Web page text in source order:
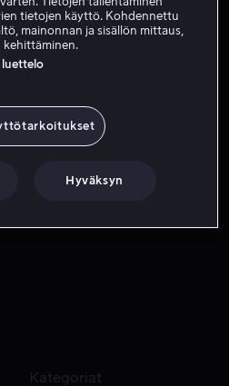
josta hänet karkotettiin, hän
josta hänet karkotettiin, hän
Stuart Campbell
Kategoriat
tietojen käyttö. Kohdennettu
mainonnan ja sisällön mittaus,
kehittäminen.
Hyväksyn